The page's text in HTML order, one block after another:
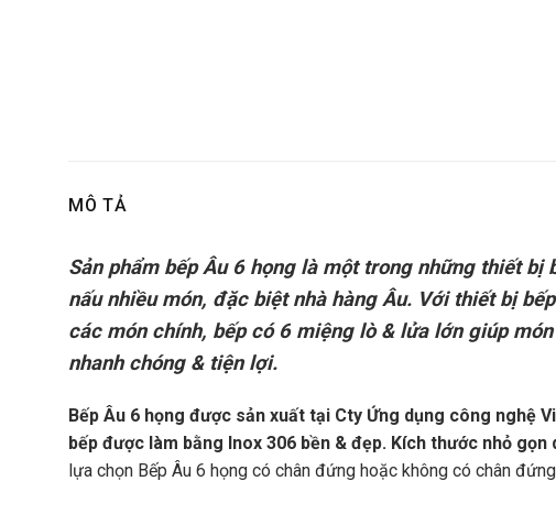
MÔ TẢ
Sản phẩm bếp Âu 6 họng là một trong những thiết bị
nấu nhiều món, đặc biệt nhà hàng Âu. Với thiết bị
các món chính, bếp có 6 miệng lò & lửa lớn giúp
nhanh chóng & tiện lợi.
Bếp Âu 6 họng được sản xuất tại Cty Ứng dụng công nghệ
bếp được làm bằng Inox 306 bền & đẹp. Kích thước nhỏ gọn
lựa chọn Bếp Âu 6 họng có chân đứng hoặc không có chân